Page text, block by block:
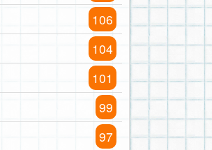
106
104
101
99
97